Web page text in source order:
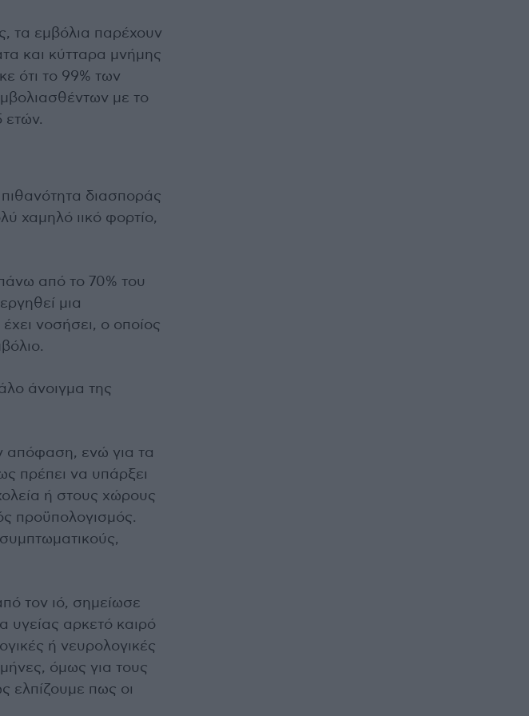
τα εμβόλια παρέχουν
και κύτταρα μνήμης
ότι το 99% των
με το
ετών.
διασποράς
χαμηλό ιικό φορτίο,
από το 70% του
μια
νοσήσει, ο οποίος
άνοιγμα της
απόφαση, ενώ για τα
πρέπει να υπάρξει
ή στους χώρους
προϋπολογισμός.
τον ιό, σημείωσε
υγείας αρκετό καιρό
ή νευρολογικές
όμως για τους
ελπίζουμε πως οι